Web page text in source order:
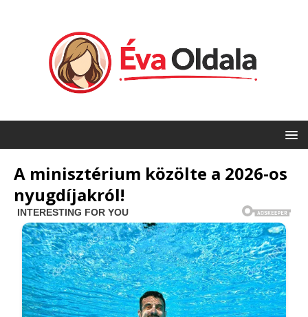
A minisztérium közölte a 2026-os
nyugdíjakról!